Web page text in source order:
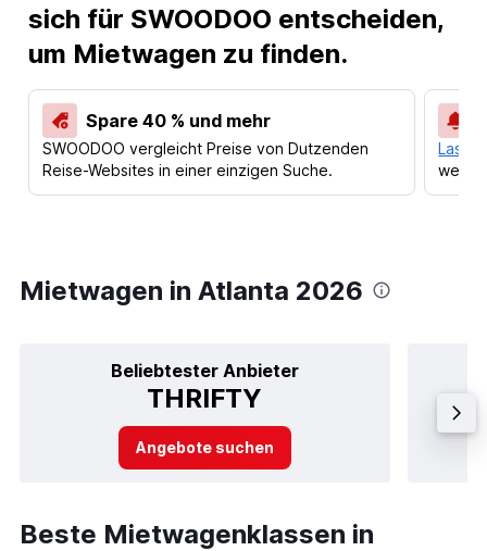
sich für SWOODOO entscheiden,
um Mietwagen zu finden.
Spare 40 % und mehr
SWOODOO vergleicht Preise von Dutzenden
Reise-Websites in einer einzigen Suche.
Lass
Mietwagen in Atlanta 2026
Beliebtester Anbieter
THRIFTY
Angebote suchen
Beste Mietwagenklassen in